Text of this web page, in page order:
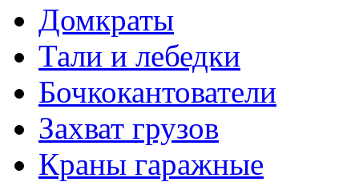
Домкраты
Тали и лебедки
Бочкокантователи
Захват грузов
Краны гаражные